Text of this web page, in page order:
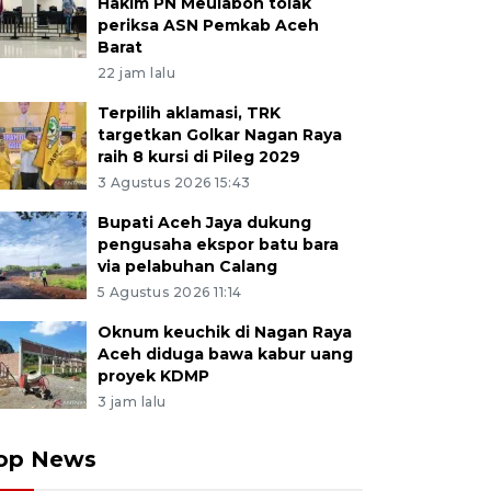
periksa ASN Pemkab Aceh
Barat
22 jam lalu
Terpilih aklamasi, TRK
targetkan Golkar Nagan Raya
raih 8 kursi di Pileg 2029
3 Agustus 2026 15:43
Bupati Aceh Jaya dukung
pengusaha ekspor batu bara
via pelabuhan Calang
5 Agustus 2026 11:14
Oknum keuchik di Nagan Raya
Aceh diduga bawa kabur uang
proyek KDMP
3 jam lalu
News